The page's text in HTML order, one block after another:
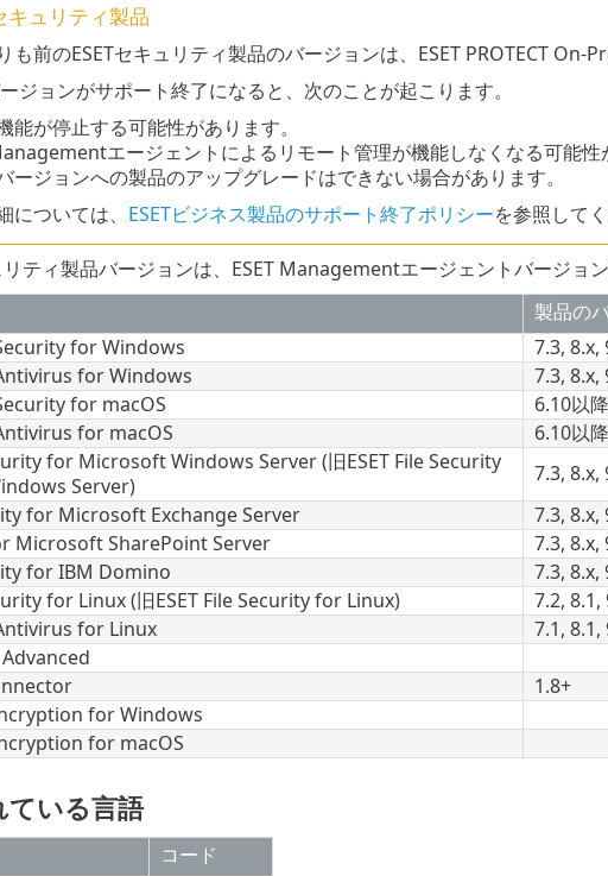
キュリティ製品
も前のESETセキュリティ製品のバージョンは、ESET PROTECT On-
ジョンがサポート終了になると、次のことが起こります。
能が停止する可能性があります。
エージェントによるリモート管理が機能しなくなる可能性
ージョンへの製品のアップグレードはできない場合があります。
については、 ESETビジネス製品のサポート終了ポリシーを参照してく
リティ製品バージョンは、ESET Managementエージェントバージョ
製品の
for Windows
7.3, 8.x,
for Windows
7.3, 8.x,
for macOS
6.10以
for macOS
6.10以
for Microsoft Windows Server (旧ESET File Security
Server)
7.3, 8.x,
for Microsoft Exchange Server
7.3, 8.x,
Microsoft SharePoint Server
7.3, 8.x,
for IBM Domino
7.3, 8.x,
for Linux (旧ESET File Security for Linux)
7.2, 8.1,
for Linux
7.1, 8.1,
1.8+
for Windows
for macOS
いる言語
コード